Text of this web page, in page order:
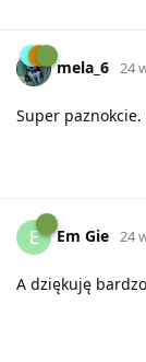
mela_6 24
Super paznokcie.
E Em Gie 24
A dziękuję